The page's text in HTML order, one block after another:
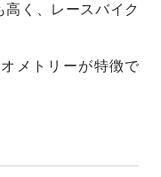
く、レースバイク
メトリーが特徴で